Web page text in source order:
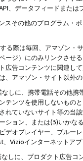
、データフィードまた
スその他のプログラム・
る際は毎回、アマゾン
ージ）にのみリンクさせ
広告コンテンツに関連し
、アマゾン・サイト以外
しに、携帯電話その他
テンツを使用しないもの
れていないサイト等の当
ション、または(3)いか
デオプレイヤー、ブルー
、Vizioインターネットア
しに、プロダクト広告